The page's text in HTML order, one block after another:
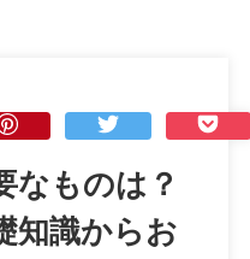
なものは？
知識からお